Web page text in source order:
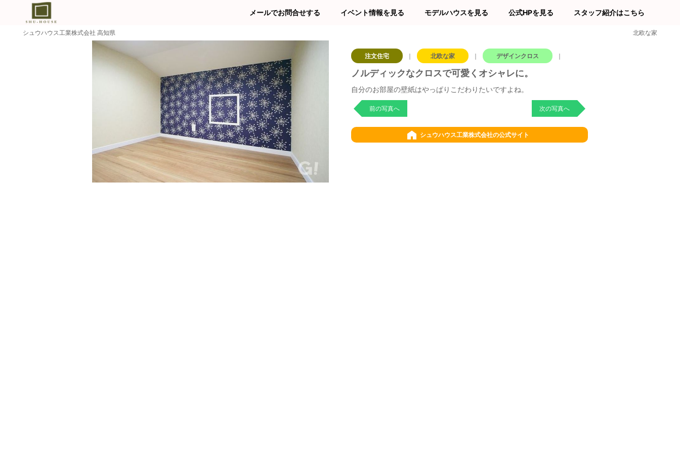
メールでお問合せする イベント情報を見る モデルハウスを見る 公式HPを見る スタッフ紹介はこちら
シュウハウス工業株式会社 高知県 北欧な家
注文住宅 ｜ 北欧な家 ｜ デザインクロス ｜
ノルディックなクロスで可愛くオシャレに。
自分のお部屋の壁紙はやっぱりこだわりたいですよね。
前の写真へ 次の写真へ
シュウハウス工業株式会社の公式サイト